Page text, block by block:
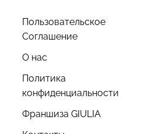
Пользовательское
Соглашение
О нас
Политика
конфиденциальности
Франшиза GIULIA